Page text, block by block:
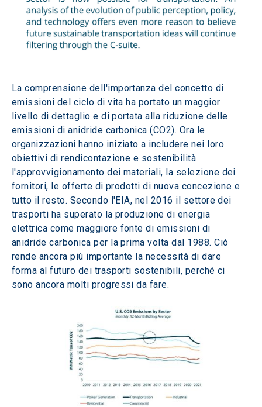
La comprensione dell'importanza del concetto di
emissioni del ciclo di vita ha portato un maggior
livello di dettaglio e di portata alla riduzione delle
emissioni di anidride carbonica (CO2). Ora le
organizzazioni hanno iniziato a includere nei loro
obiettivi di rendicontazione e sostenibilità
l'approvvigionamento dei materiali, la selezione dei
fornitori, le offerte di prodotti di nuova concezione e
tutto il resto. Secondo l'EIA, nel 2016 il settore dei
trasporti ha superato la produzione di energia
elettrica come maggiore fonte di emissioni di
anidride carbonica per la prima volta dal 1988. Ciò
rende ancora più importante la necessità di dare
forma al futuro dei trasporti sostenibili, perché ci
sono ancora molti progressi da fare.